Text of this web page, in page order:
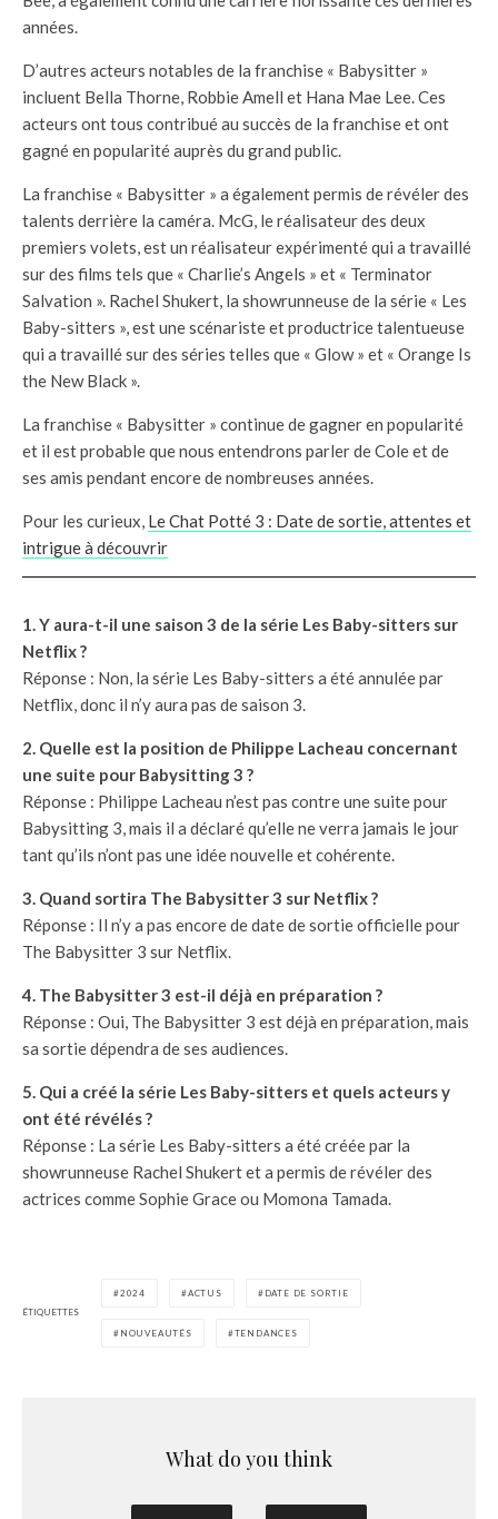
années.
D’autres acteurs notables de la franchise « Babysitter »
incluent Bella Thorne, Robbie Amell et Hana Mae Lee. Ces
acteurs ont tous contribué au succès de la franchise et ont
gagné en popularité auprès du grand public.
La franchise « Babysitter » a également permis de révéler des
talents derrière la caméra. McG, le réalisateur des deux
premiers volets, est un réalisateur expérimenté qui a travaillé
sur des films tels que « Charlie’s Angels » et « Terminator
Salvation ». Rachel Shukert, la showrunneuse de la série « Les
Baby-sitters », est une scénariste et productrice talentueuse
qui a travaillé sur des séries telles que « Glow » et « Orange Is
the New Black ».
La franchise « Babysitter » continue de gagner en popularité
et il est probable que nous entendrons parler de Cole et de
ses amis pendant encore de nombreuses années.
Pour les curieux, Le Chat Potté 3 : Date de sortie, attentes et
intrigue à découvrir
1. Y aura-t-il une saison 3 de la série Les Baby-sitters sur
Netflix ?
Réponse : Non, la série Les Baby-sitters a été annulée par
Netflix, donc il n’y aura pas de saison 3.
2. Quelle est la position de Philippe Lacheau concernant
une suite pour Babysitting 3 ?
Réponse : Philippe Lacheau n’est pas contre une suite pour
Babysitting 3, mais il a déclaré qu’elle ne verra jamais le jour
tant qu’ils n’ont pas une idée nouvelle et cohérente.
3. Quand sortira The Babysitter 3 sur Netflix ?
Réponse : Il n’y a pas encore de date de sortie officielle pour
The Babysitter 3 sur Netflix.
4. The Babysitter 3 est-il déjà en préparation ?
Réponse : Oui, The Babysitter 3 est déjà en préparation, mais
sa sortie dépendra de ses audiences.
5. Qui a créé la série Les Baby-sitters et quels acteurs y
ont été révélés ?
Réponse : La série Les Baby-sitters a été créée par la
showrunneuse Rachel Shukert et a permis de révéler des
actrices comme Sophie Grace ou Momona Tamada.
ÉTIQUETTES
2024 ACTUS DATE DE SORTIE
NOUVEAUTÉS TENDANCES
What do you think